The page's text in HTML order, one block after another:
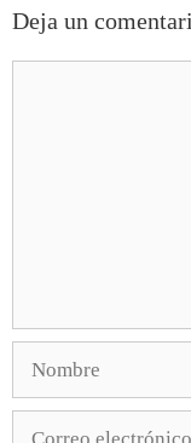
Deja un